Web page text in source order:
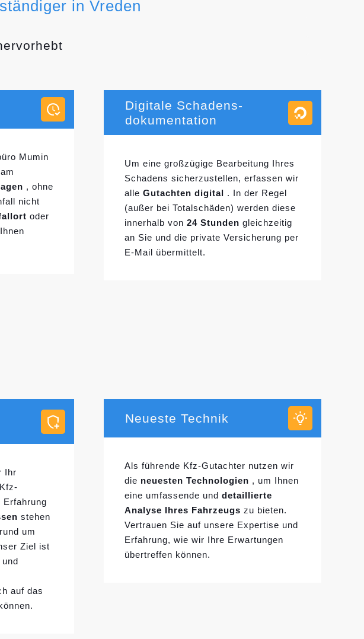
in Vreden
Mumin
, ohne
nicht
oder
Digitale Schadens-
dokumentation
Um eine großzügige Bearbeitung Ihres
Schadens sicherzustellen, erfassen wir
alleGutachten digital
. In der Regel
(außer bei Totalschäden) werden diese
innerhalb von24 Stunden gleichzeitig
an Sie und die private Versicherung per
E-Mail übermittelt.
Ihr
Erfahrung
stehen
um
Ziel ist
auf das
Neueste Technik
Als führende Kfz-Gutachter nutzen wir
die neuesten Technologien , um Ihnen
eine umfassende unddetaillierte
Analyse Ihres Fahrzeugs zu bieten.
Vertrauen Sie auf unsere Expertise und
Erfahrung, wie wir Ihre Erwartungen
übertreffen können.